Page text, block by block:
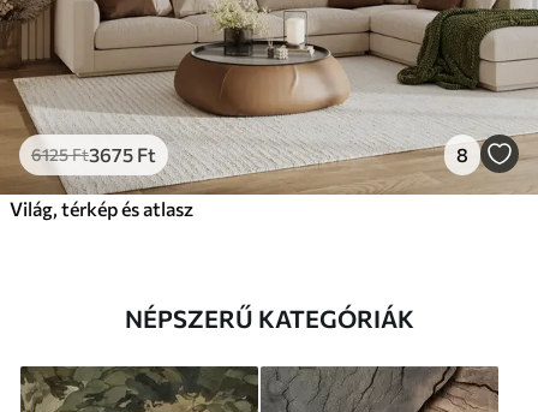
6125Ft3675 Ft 8
Világ, térkép és atlasz
NÉPSZERŰ KATEGÓRIÁK